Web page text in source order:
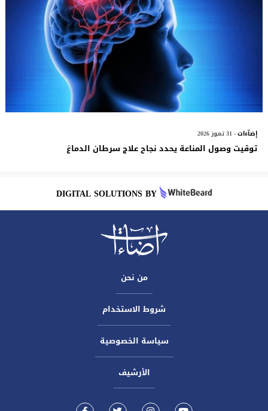
إضآءات- 31 تموز 2026
توقيت وصول المناعة يحدد نجاح علاج سرطان الدماغ
DIGITAL SOLUTIONS BY
من نحن
شروط الاستخدام
سياسة الخصوصية
الأرشيف